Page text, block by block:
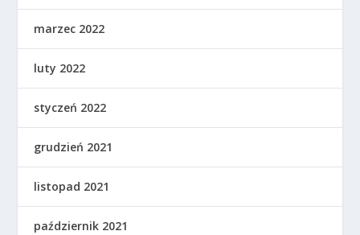
marzec 2022
luty 2022
styczeń 2022
grudzień 2021
listopad 2021
październik 2021